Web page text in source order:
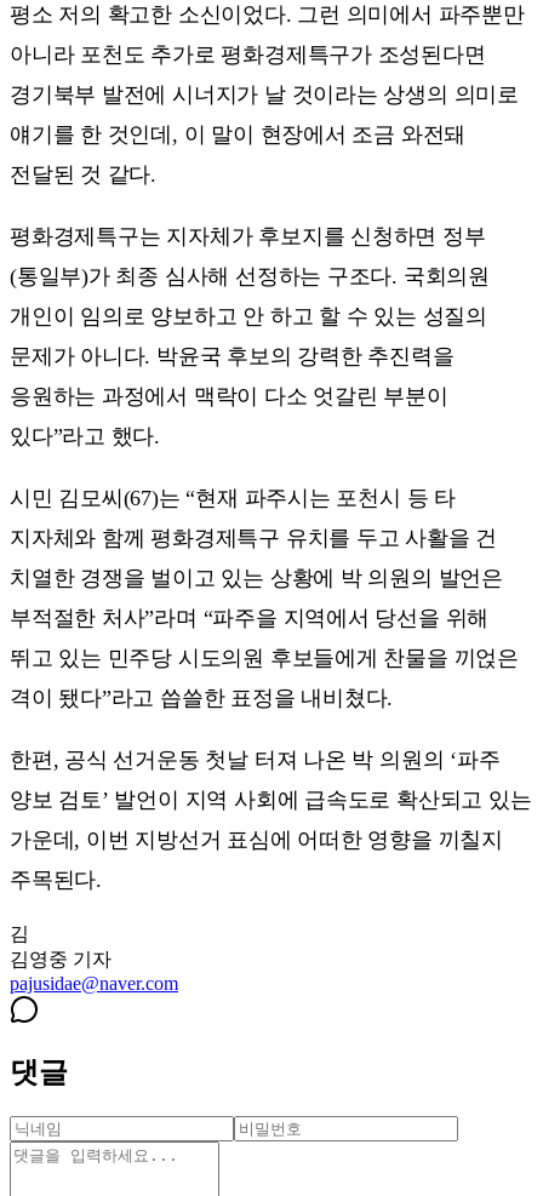
평소 저의 확고한 소신이었다. 그런 의미에서 파주뿐만
아니라 포천도 추가로 평화경제특구가 조성된다면
경기북부 발전에 시너지가 날 것이라는 상생의 의미로
얘기를 한 것인데, 이 말이 현장에서 조금 와전돼
전달된 것 같다.
평화경제특구는 지자체가 후보지를 신청하면 정부
(통일부)가 최종 심사해 선정하는 구조다. 국회의원
개인이 임의로 양보하고 안 하고 할 수 있는 성질의
문제가 아니다. 박윤국 후보의 강력한 추진력을
응원하는 과정에서 맥락이 다소 엇갈린 부분이
있다”라고 했다.
시민 김모씨(67)는 “현재 파주시는 포천시 등 타
지자체와 함께 평화경제특구 유치를 두고 사활을 건
치열한 경쟁을 벌이고 있는 상황에 박 의원의 발언은
부적절한 처사”라며 “파주을 지역에서 당선을 위해
뛰고 있는 민주당 시도의원 후보들에게 찬물을 끼얹은
격이 됐다”라고 씁쓸한 표정을 내비쳤다.
한편, 공식 선거운동 첫날 터져 나온 박 의원의 ‘파주
양보 검토’ 발언이 지역 사회에 급속도로 확산되고 있는
가운데, 이번 지방선거 표심에 어떠한 영향을 끼칠지
주목된다.
김
김영중 기자
pajusidae@naver.com
댓글